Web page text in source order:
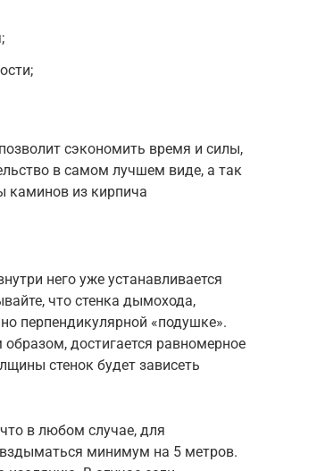
сэкономить время и силы,
в самом лучшем виде, а так
каминов из кирпича
него уже устанавливается
что стенка дымохода,
перпендикулярной «подушке».
достигается равномерное
стенок будет зависеть
в любом случае, для
минимум на 5 метров.